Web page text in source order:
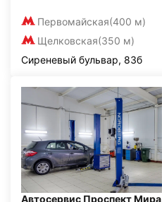
Первомайская(400 м)
Щелковская(350 м)
Сиреневый бульвар, 83б
Автосервис Проспект Мира